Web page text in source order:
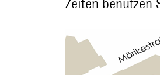
Zeiten benutzen